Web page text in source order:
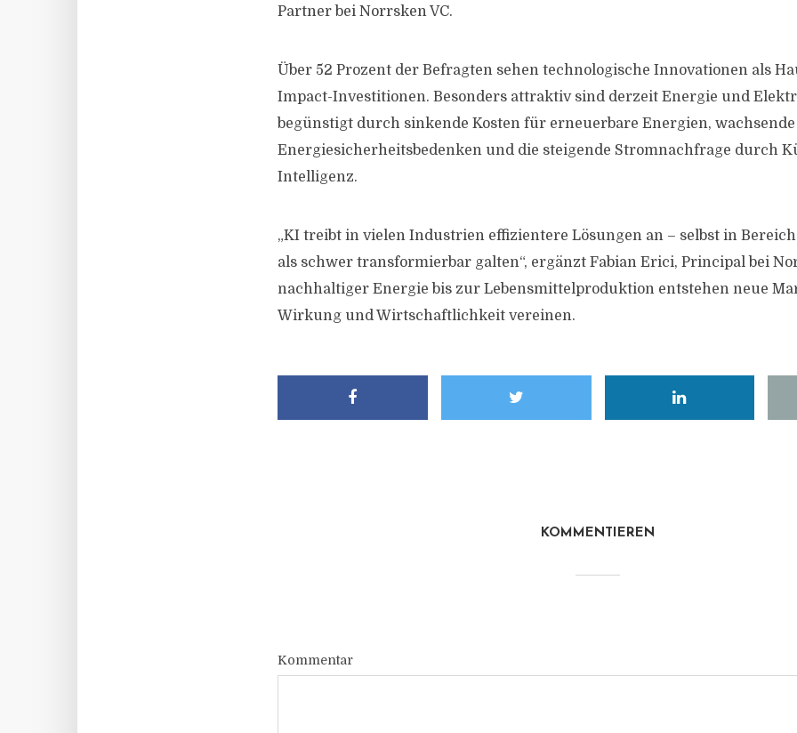
Partner bei Norrsken VC.
Über 52 Prozent der Befragten sehen technologische Innovationen als
Impact-Investitionen. Besonders attraktiv sind derzeit Energie und
begünstigt durch sinkende Kosten für erneuerbare Energien, wachsende
Energiesicherheitsbedenken und die steigende Stromnachfrage durch
Intelligenz.
„KI treibt in vielen Industrien effizientere Lösungen an – selbst in
als schwer transformierbar galten“, ergänzt Fabian Erici, Principal bei
nachhaltiger Energie bis zur Lebensmittelproduktion entstehen neue
Wirkung und Wirtschaftlichkeit vereinen.
KOMMENTIEREN
Kommentar